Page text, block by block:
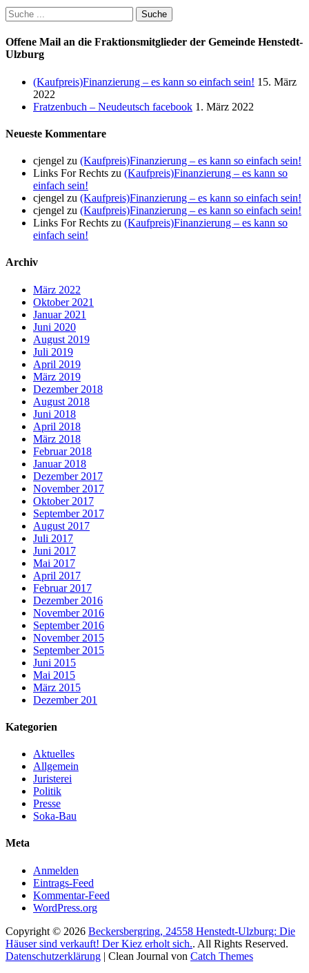
Suche
nach:
Offene Mail an die Fraktionsmitglieder der Gemeinde Henstedt-
Ulzburg
(Kaufpreis)Finanzierung – es kann so einfach sein! 15. März
2022
Fratzenbuch – Neudeutsch facebook 1. März 2022
Neueste Kommentare
cjengel zu (Kaufpreis)Finanzierung – es kann so einfach sein!
Links For Rechts zu (Kaufpreis)Finanzierung – es kann so
einfach sein!
cjengel zu (Kaufpreis)Finanzierung – es kann so einfach sein!
cjengel zu (Kaufpreis)Finanzierung – es kann so einfach sein!
Links For Rechts zu (Kaufpreis)Finanzierung – es kann so
einfach sein!
Archiv
März 2022
Oktober 2021
Januar 2021
Juni 2020
August 2019
Juli 2019
April 2019
März 2019
Dezember 2018
August 2018
Juni 2018
April 2018
März 2018
Februar 2018
Januar 2018
Dezember 2017
November 2017
Oktober 2017
September 2017
August 2017
Juli 2017
Juni 2017
Mai 2017
April 2017
Februar 2017
Dezember 2016
November 2016
September 2016
November 2015
September 2015
Juni 2015
Mai 2015
März 2015
Dezember 201
Kategorien
Aktuelles
Allgemein
Juristerei
Politik
Presse
Soka-Bau
Meta
Anmelden
Eintrags-Feed
Kommentar-Feed
WordPress.org
Copyright © 2026 Beckersbergring, 24558 Henstedt-Ulzburg: Die
Häuser sind verkauft! Der Kiez erholt sich.. All Rights Reserved.
Datenschutzerklärung | Clean Journal von Catch Themes